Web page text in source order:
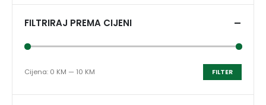
FILTRIRAJ PREMA CIJENI
FILTER
Cijena: 0 KM — 10 KM